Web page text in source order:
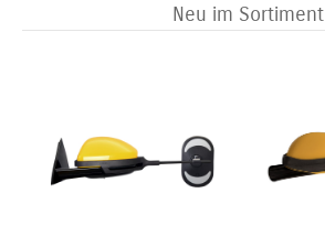
Neu im Sortiment